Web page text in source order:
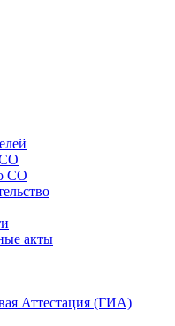
СО
СО
акты
Аттестация (ГИА)